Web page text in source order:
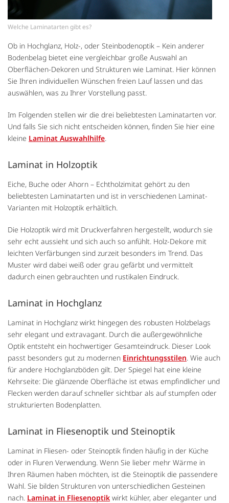
Welche Laminatarten gibt es?
Ob in Hochglanz, Holz-, oder Steinbodenoptik – Kein anderer
Bodenbelag bietet eine vergleichbar große Auswahl an
Oberflächen-Dekoren und Strukturen wie Laminat. Hier können
Sie Ihren individuellen Wünschen freien Lauf lassen und das
auswählen, was zu Ihrer Vorstellung passt.
Im Folgenden stellen wir die drei beliebtesten Laminatarten vor.
Und falls Sie sich nicht entscheiden können, finden Sie hier eine
kleine Laminat Auswahlhilfe.
Laminat in Holzoptik
Eiche, Buche oder Ahorn – Echtholzimitat gehört zu den
beliebtesten Laminatarten und ist in verschiedenen Laminat-
Varianten mit Holzoptik erhältlich.
Die Holzoptik wird mit Druckverfahren hergestellt, wodurch sie
sehr echt aussieht und sich auch so anfühlt. Holz-Dekore mit
leichten Verfärbungen sind zurzeit besonders im Trend. Das
Muster wird dabei weiß oder grau gefärbt und vermittelt
dadurch einen gebrauchten und rustikalen Eindruck.
Laminat in Hochglanz
Laminat in Hochglanz wirkt hingegen des robusten Holzbelags
sehr elegant und extravagant. Durch die außergewöhnliche
Optik entsteht ein hochwertiger Gesamteindruck. Dieser Look
passt besonders gut zu modernen Einrichtungsstilen. Wie auch
für andere Hochglanzböden gilt. Der Spiegel hat eine kleine
Kehrseite: Die glänzende Oberfläche ist etwas empfindlicher und
Flecken werden darauf schneller sichtbar als auf stumpfen oder
strukturierten Bodenplatten.
Laminat in Fliesenoptik und Steinoptik
Laminat in Fliesen- oder Steinoptik finden häufig in der Küche
oder in Fluren Verwendung. Wenn Sie lieber mehr Wärme in
Ihren Räumen haben möchten, ist die Steinoptik die passendere
Wahl. Sie bilden Strukturen von unterschiedlichen Gesteinen
nach. Laminat in Fliesenoptik wirkt kühler, aber eleganter und